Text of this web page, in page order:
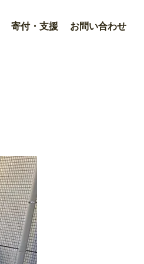
寄付・支援 お問い合わせ